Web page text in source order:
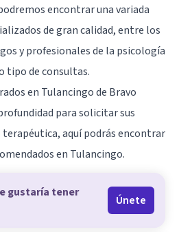
encontrar una variada
de gran calidad, entre los
y profesionales de la psicología
tipo de consultas.
en Tulancingo de Bravo
para solicitar sus
aquí podrás encontrar
en Tulancingo.
gustaría tener
Únete